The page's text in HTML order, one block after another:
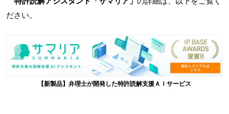
ださい。
【新製品】弁理士が開発した特許読解支援ＡＩサービス